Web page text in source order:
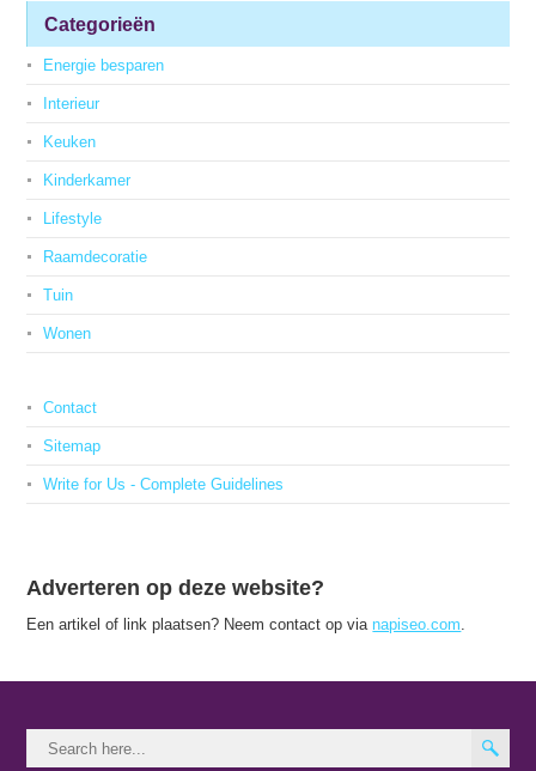
Categorieën
Energie besparen
Interieur
Keuken
Kinderkamer
Lifestyle
Raamdecoratie
Tuin
Wonen
Contact
Sitemap
Write for Us - Complete Guidelines
Adverteren op deze website?
Een artikel of link plaatsen? Neem contact op vianapiseo.com.